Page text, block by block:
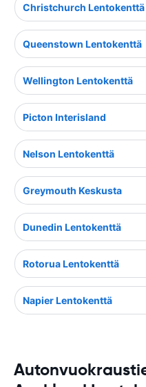
Christchurch Lentokenttä
Queenstown Lentokenttä
Wellington Lentokenttä
Picton Interisland
Nelson Lentokenttä
Greymouth Keskusta
Dunedin Lentokenttä
Rotorua Lentokenttä
Napier Lentokenttä